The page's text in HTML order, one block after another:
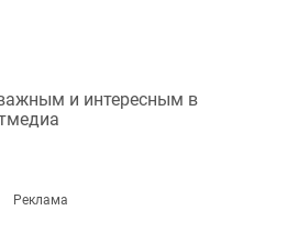
и интересным в
Реклама